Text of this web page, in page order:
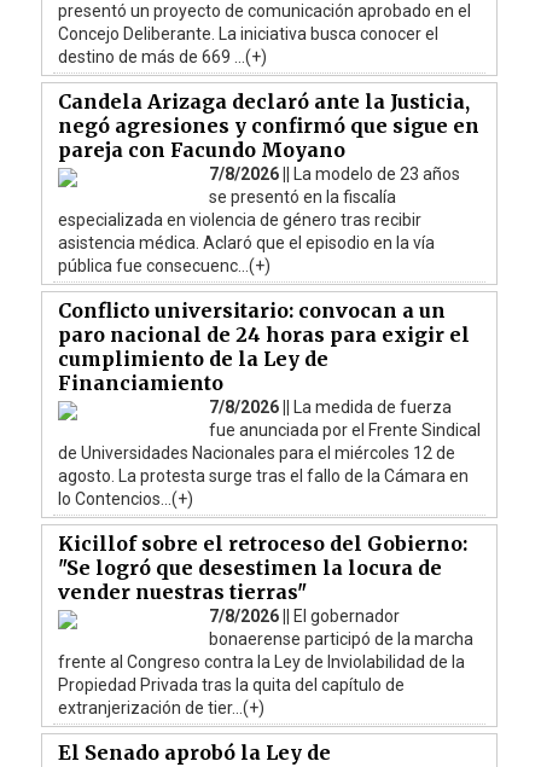
presentó un proyecto de comunicación aprobado en el
Concejo Deliberante. La iniciativa busca conocer el
destino de más de 669 ...(+)
Candela Arizaga declaró ante la Justicia,
negó agresiones y confirmó que sigue en
pareja con Facundo Moyano
7/8/2026 ||
La modelo de 23 años
se presentó en la fiscalía
especializada en violencia de género tras recibir
asistencia médica. Aclaró que el episodio en la vía
pública fue consecuenc...(+)
Conflicto universitario: convocan a un
paro nacional de 24 horas para exigir el
cumplimiento de la Ley de
Financiamiento
7/8/2026 ||
La medida de fuerza
fue anunciada por el Frente Sindical
de Universidades Nacionales para el miércoles 12 de
agosto. La protesta surge tras el fallo de la Cámara en
lo Contencios...(+)
Kicillof sobre el retroceso del Gobierno:
"Se logró que desestimen la locura de
vender nuestras tierras"
7/8/2026 ||
El gobernador
bonaerense participó de la marcha
frente al Congreso contra la Ley de Inviolabilidad de la
Propiedad Privada tras la quita del capítulo de
extranjerización de tier...(+)
El Senado aprobó la Ley de